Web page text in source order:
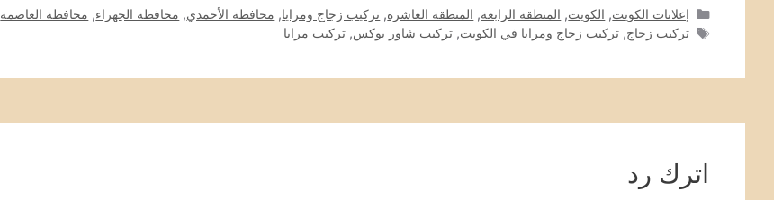
التصنيفات
إعلانات الكويت, الكويت, المنطقة الرابعة, المنطقة العاشرة, تركيب زجاج ومرايا, محافظة الأحمدي, محافظة الجهراء, محافظة العاصمة
الوسوم
تركيب زجاج, تركيب زجاج ومرايا في الكويت, تركيب شاور بوكس, تركيب مرايا
اترك رد